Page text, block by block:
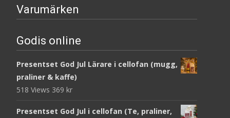
Varumärken
Godis online
Presentset God Jul Lärare i cellofan (mugg,
praliner & kaffe)
518 Views 369 kr
Presentset God Jul i cellofan (Te, praliner,